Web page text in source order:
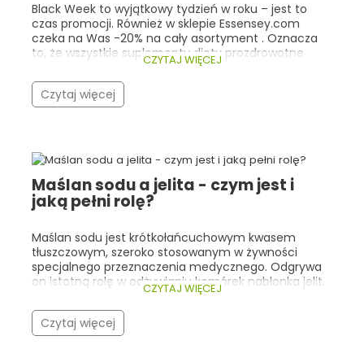
Black Week to wyjątkowy tydzień w roku – jest to
czas promocji. Również w sklepie Essensey.com
czeka na Was -20% na cały asortyment . Oznacza
to, że wszystkie suplementy diety prozdrowotne
kupimy o jedną piątą taniej! Co istotne, nasza
promocja trwa cały tydzień (do 30.11.2025r 23:59), a
nie tylko w trakcie Black Friday! Warto zwrócić
szczególną uwagę na bestsellery Essensey oraz
samopoczucie są bardzo istotne. Zarówno w
Essensey, jak i w innych sklepach z suplementami
prozdrowotnymi, klienci najczęściej wybierają
kolageny, adaptogeny, witaminy/minerały
wspierające odporność oraz kwasy Omega-3 .
Poniżej przedstawiamy najlepsze oferty Black Week
na topowe suplementy w Essensey.com – wraz z ich
cenami promocyjnymi i krótkim opisem właściwości.
CZYTAJ WIĘCEJ
Czytaj więcej
Maślan sodu a jelita - czym jest i
jaką pełni rolę?
Maślan sodu jest krótkołańcuchowym kwasem
tłuszczowym, szeroko stosowanym w żywności
specjalnego przeznaczenia medycznego. Odgrywa
on istotną rolę w odżywianiu komórek nabłonka jelit.
Warto znać jego rolę i źródła, ponieważ może on
stanowić cenne wsparcie w postępowaniu
dietetycznym w zaburzeniach przewodu
pokarmowego.
CZYTAJ WIĘCEJ
Czytaj więcej